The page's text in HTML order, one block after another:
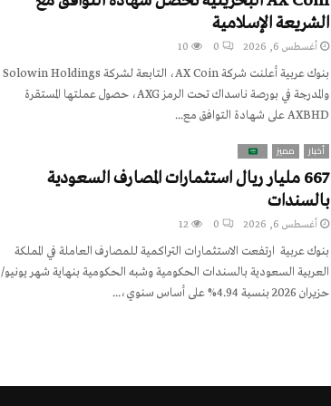
الشريعة الإسلامية
أغسطس 6, 2026 0
10
بنوك عربية أعلنت شركة AX Coin، التابعة لشركة Solowin Holdings
والمدرجة في بورصة ناسداك تحت الرمز AXG، حصول عملتها المستقرة
AXBHD على شهادة التوافق مع...
أخبار مميز
667 مليار ريال استثمارات المصارف السعودية
بالسندات
أغسطس 6, 2026 0
12
بنوك عربية ارتفعت الاستثمارات التراكمية للمصارف العاملة في المملكة
العربية السعودية بالسندات الحكومية وشبه الحكومية بنهاية شهر يونيو/
حزيران 2026 بنسبة 4.94% على أساس سنوي،...